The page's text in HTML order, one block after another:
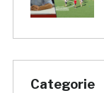
Categorie